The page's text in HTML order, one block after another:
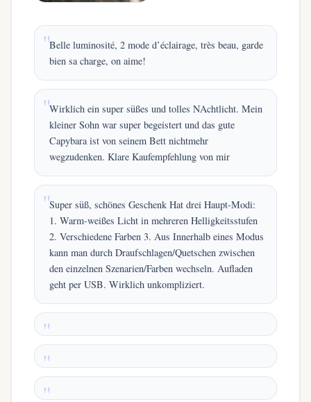
Belle luminosité, 2 mode d’éclairage, très beau, garde
bien sa charge, on aime!
Wirklich ein super süßes und tolles NAchtlicht. Mein
kleiner Sohn war super begeistert und das gute
Capybara ist von seinem Bett nichtmehr
wegzudenken. Klare Kaufempfehlung von mir
Super süß, schönes Geschenk Hat drei Haupt-Modi:
1. Warm-weißes Licht in mehreren Helligkeitsstufen
2. Verschiedene Farben 3. Aus Innerhalb eines Modus
kann man durch Draufschlagen/Quetschen zwischen
den einzelnen Szenarien/Farben wechseln. Aufladen
geht per USB. Wirklich unkompliziert.